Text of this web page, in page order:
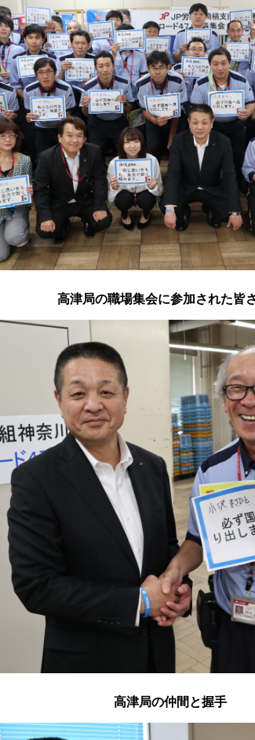
高津局の職場集会に参加された皆
高津局の仲間と握手